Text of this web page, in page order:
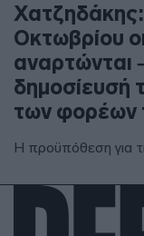
Οκτωβρίου
αναρτώνται
δημοσίευσή
των φορέων
Η προϋπόθεση για